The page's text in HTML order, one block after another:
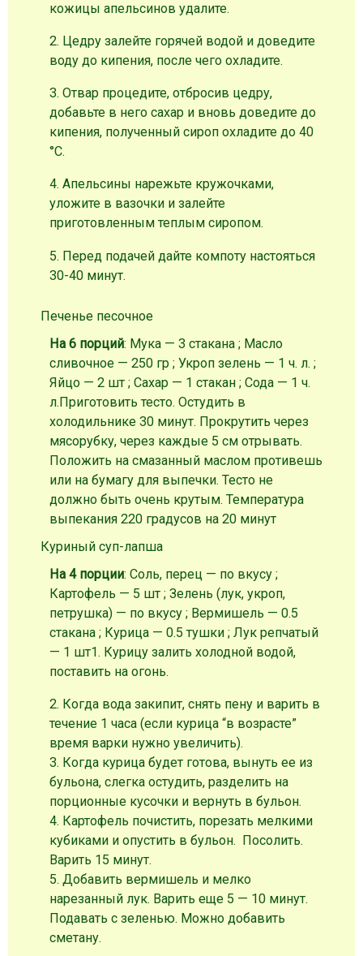
кожицы апельсинов удалите.
2. Цедру залейте горячей водой и доведите
воду до кипения, после чего охладите.
3. Отвар процедите, отбросив цедру,
добавьте в него сахар и вновь доведите до
кипения, полученный сироп охладите до 40
°С.
4. Апельсины нарежьте кружочками,
уложите в вазочки и залейте
приготовленным теплым сиропом.
5. Перед подачей дайте компоту настояться
30-40 минут.
Печенье песочное
На 6 порций: Мука — 3 стакана ; Масло
сливочное — 250 гр ; Укроп зелень — 1 ч. л. ;
Яйцо — 2 шт ; Сахар — 1 стакан ; Сода — 1 ч.
л.Приготовить тесто. Остудить в
холодильнике 30 минут. Прокрутить через
мясорубку, через каждые 5 см отрывать.
Положить на смазанный маслом противешь
или на бумагу для выпечки. Тесто не
должно быть очень крутым. Температура
выпекания 220 градусов на 20 минут
Куриный суп-лапша
На 4 порции: Соль, перец — по вкусу ;
Картофель — 5 шт ; Зелень (лук, укроп,
петрушка) — по вкусу ; Вермишель — 0.5
стакана ; Курица — 0.5 тушки ; Лук репчатый
— 1 шт1. Курицу залить холодной водой,
поставить на огонь.
2. Когда вода закипит, снять пену и варить в
течение 1 часа (если курица “в возрасте”
время варки нужно увеличить).
3. Когда курица будет готова, вынуть ее из
бульона, слегка остудить, разделить на
порционные кусочки и вернуть в бульон.
4. Картофель почистить, порезать мелкими
кубиками и опустить в бульон. Посолить.
Варить 15 минут.
5. Добавить вермишель и мелко
нарезанный лук. Варить еще 5 — 10 минут.
Подавать с зеленью. Можно добавить
сметану.